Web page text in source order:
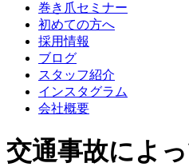
巻き爪セミナー
初めての方へ
採用情報
ブログ
スタッフ紹介
インスタグラム
会社概要
交通事故によ